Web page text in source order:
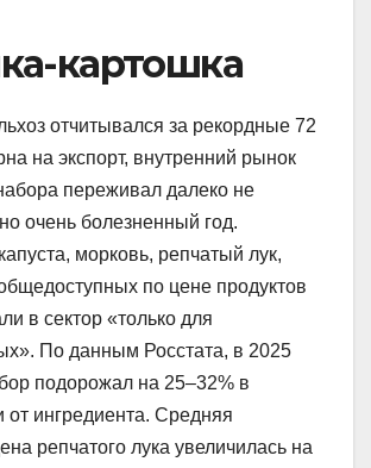
картошка
отчитывался за рекордные 72
на экспорт, внутренний рынок
переживал далеко не
очень болезненный год.
морковь, репчатый лук,
по цене продуктов
в сектор «только для
По данным Росстата, в 2025
подорожал на 25–32% в
от ингредиента. Средняя
репчатого лука увеличилась на